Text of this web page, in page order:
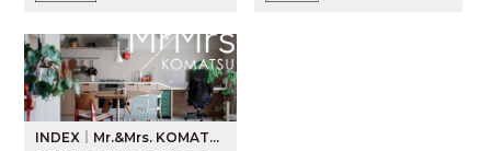
INDEX｜Mr.&Mrs. KOMATSU renovation diary